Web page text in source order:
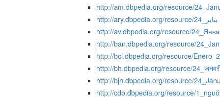
http://am.dbpedia.org/resource/
http://ary.dbpedia.org/resource/24_يناير
http://av.dbpedia.org/resource/
http://ban.dbpedia.org/resource/
http://bcl.dbpedia.org/resource/
http://bh.dbpedia.org/resource/
http://bjn.dbpedia.org/resource/
http://cdo.dbpedia.org/resource/